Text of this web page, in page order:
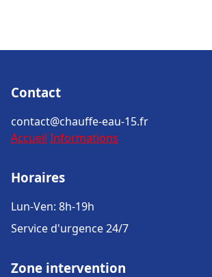
Contact
contact@chauffe-eau-15.fr
Accueil Informations
Horaires
Lun-Ven: 8h-19h
Service d'urgence 24/7
Zone intervention